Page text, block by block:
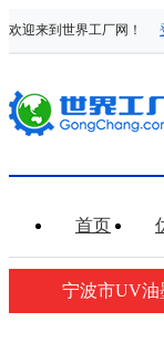
欢迎来到世界工厂网！
首页
宁波市UV油